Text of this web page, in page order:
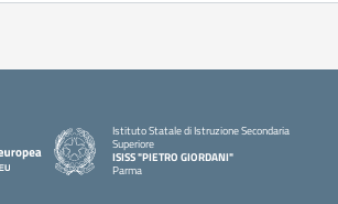
Istituto Statale di Istruzione Secondaria
Superiore
ISISS "PIETRO GIORDANI"
Parma